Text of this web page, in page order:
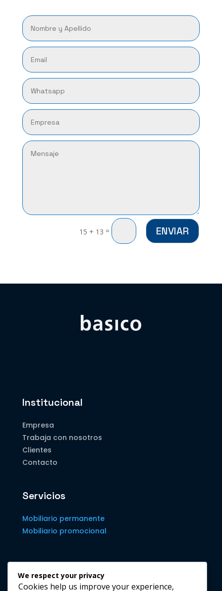
15 + 13 = ENVIAR
Institucional
Empresa
Trabaja con nosotros
Clientes
Contacto
Servicios
Mobiliario permanente
Mobiliario promocional
Contacto
We respect your privacy
Cookies help us improve your experience,